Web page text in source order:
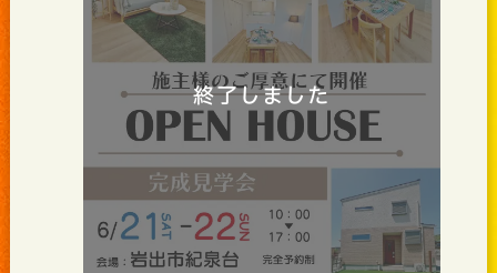
終了しました